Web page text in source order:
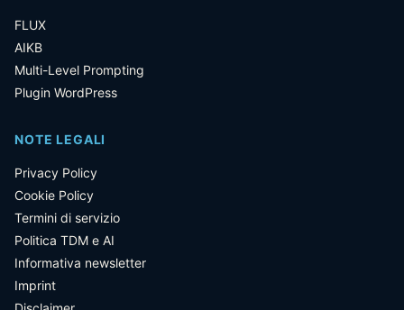
FLUX
AIKB
Multi-Level Prompting
Plugin WordPress
NOTE LEGALI
Privacy Policy
Cookie Policy
Termini di servizio
Politica TDM e AI
Informativa newsletter
Imprint